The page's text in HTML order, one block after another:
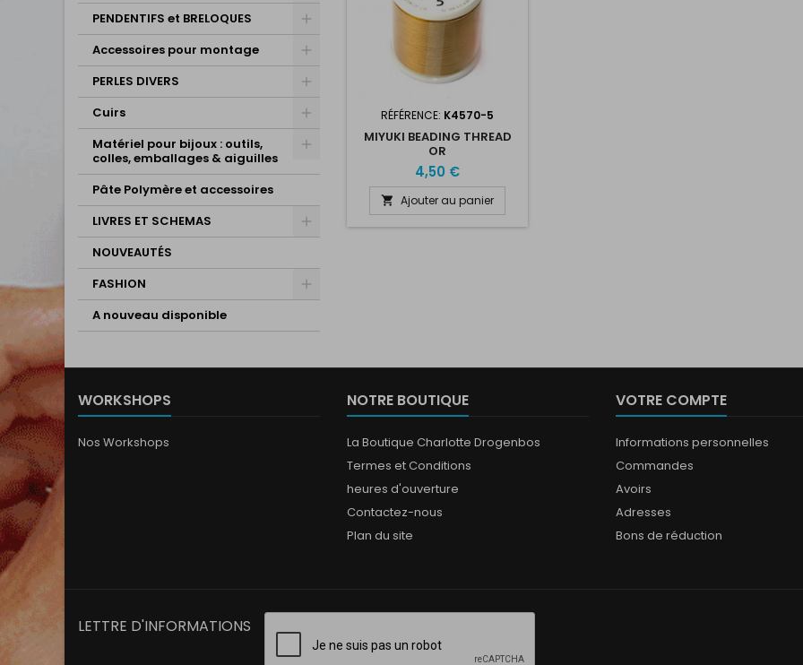
PENDENTIFS et BRELOQUES
Accessoires pour montage
PERLES DIVERS
Cuirs
Matériel pour bijoux : outils,
colles, emballages & aiguilles
Pâte Polymère et accessoires
LIVRES ET SCHEMAS
NOUVEAUTÉS
FASHION
A nouveau disponible
RÉFÉRENCE: K4570-5
MIYUKI BEADING THREAD
OR
4,50 €
 Ajouter au panier
WORKSHOPS
Nos Workshops
NOTRE BOUTIQUE
La Boutique Charlotte Drogenbos
Termes et Conditions
heures d'ouverture
Contactez-nous
Plan du site
VOTRE COMPTE
Informations personnelles
Commandes
Avoirs
Adresses
Bons de réduction
LETTRE D'INFORMATIONS